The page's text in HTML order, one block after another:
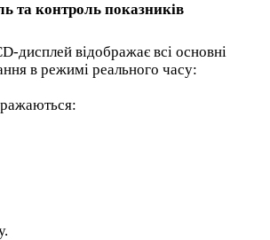
та контроль показників
дисплей відображає всі основні
в режимі реального часу: